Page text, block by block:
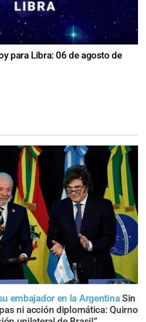
para Libra: 06 de agosto de
embajador en la Argentina Sin
ni acción diplomática: Quirno